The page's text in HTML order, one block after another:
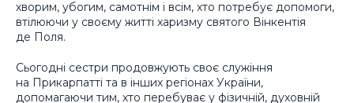
хворим, убогим, самотнім і всім, хто потребує допомоги,
втілюючи у своєму житті харизму святого Вінкентія
де Поля.
Сьогодні сестри продовжують своє служіння
на Прикарпатті та в інших регіонах України,
допомагаючи тим, хто перебуває у фізичній, духовній